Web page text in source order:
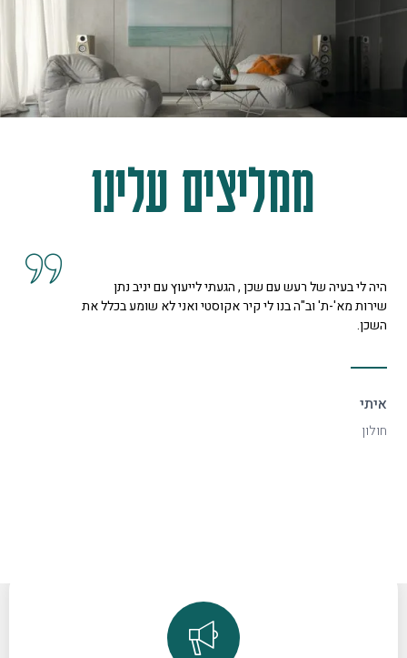
ממליצים עלינו
קיבלנו שרות מצוין, הסברים ותשובות לכל השאלות מנציגה
נחמדה מאוד בשם קרן היא המליצה לנו על פיתרון להד בחלל
דקורטיבי ויפה.
ספיר
רמת גן